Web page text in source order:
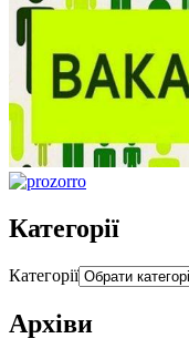
Категорії
Категорії
Архіви